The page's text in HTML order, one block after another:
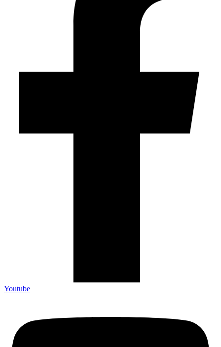
Youtube